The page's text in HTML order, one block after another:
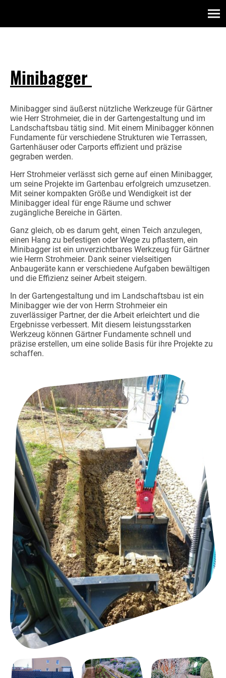
Minibagger
Minibagger sind äußerst nützliche Werkzeuge für Gärtner
wie Herr Strohmeier, die in der Gartengestaltung und im
Landschaftsbau tätig sind. Mit einem Minibagger können
Fundamente für verschiedene Strukturen wie Terrassen,
Gartenhäuser oder Carports effizient und präzise
gegraben werden.
Herr Strohmeier verlässt sich gerne auf einen Minibagger,
um seine Projekte im Gartenbau erfolgreich umzusetzen.
Mit seiner kompakten Größe und Wendigkeit ist der
Minibagger ideal für enge Räume und schwer
zugängliche Bereiche in Gärten.
Ganz gleich, ob es darum geht, einen Teich anzulegen,
einen Hang zu befestigen oder Wege zu pflastern, ein
Minibagger ist ein unverzichtbares Werkzeug für Gärtner
wie Herrn Strohmeier. Dank seiner vielseitigen
Anbaugeräte kann er verschiedene Aufgaben bewältigen
und die Effizienz seiner Arbeit steigern.
In der Gartengestaltung und im Landschaftsbau ist ein
Minibagger wie der von Herrn Strohmeier ein
zuverlässiger Partner, der die Arbeit erleichtert und die
Ergebnisse verbessert. Mit diesem leistungsstarken
Werkzeug können Gärtner Fundamente schnell und
präzise erstellen, um eine solide Basis für ihre Projekte zu
schaffen.